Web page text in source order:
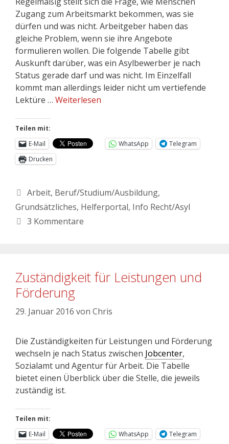
Zugang zum Arbeitsmarkt bekommen, was sie
dürfen und was nicht. Arbeitgeber haben das
gleiche Problem, wenn sie ihre Angebote
formulieren wollen. Die folgende Tabelle gibt
Auskunft darüber, was ein Asylbewerber je nach
Status gerade darf und was nicht. Im Einzelfall
kommt man allerdings leider nicht um vertiefende
Lektüre … Weiterlesen
Teilen mit:
E-Mail
WhatsApp
Telegram
Drucken
Arbeit, Beruf/Studium/Ausbildung,
Grundsätzliches, Helferportal, Info Recht/Asyl
3 Kommentare
Zuständigkeit für Leistungen und
Förderung
29. Januar 2016 von Chris
Die Zuständigkeiten für Leistungen und Förderung
wechseln je nach Status zwischen Jobcenter,
Sozialamt und Agentur für Arbeit. Die Tabelle
bietet einen Überblick über die Stelle, die jeweils
zuständig ist.
Teilen mit:
E-Mail
WhatsApp
Telegram